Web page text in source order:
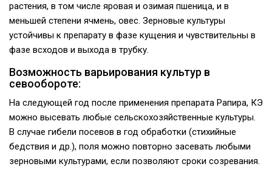
растения, в том числе яровая и озимая пшеница, и в
меньшей степени ячмень, овес. Зерновые культуры
устойчивы к препа­рату в фазе кущения и чувствительны в
фазе всходов и выхода в трубку.
Возможность варьирования культур в
севообороте:
На следующей год после применения препа­рата Рапира, КЭ
можно высевать любые сель­скохозяйственные культуры.
В случае гибели посевов в год обработки (стихийные
бедствия и др.), поля можно повторно засевать любыми
зерновыми культурами, если позволяют сроки созревания.